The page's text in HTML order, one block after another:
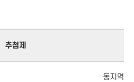
추첨제
동지역 :